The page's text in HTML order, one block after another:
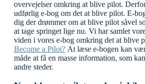
overvejelser omkring at blive pilot.
udførlig e-bog om det at blive pilot. E-
dig der drømmer om at blive pilot såvel
at tage springet lige nu. Vi har samlet
viden i vores e-bog omkring det at blive
Become a Pilot? At læse e-bogen kan
måde at få en masse information, som
andre steder.